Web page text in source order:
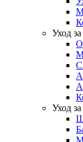
Уход
Уход